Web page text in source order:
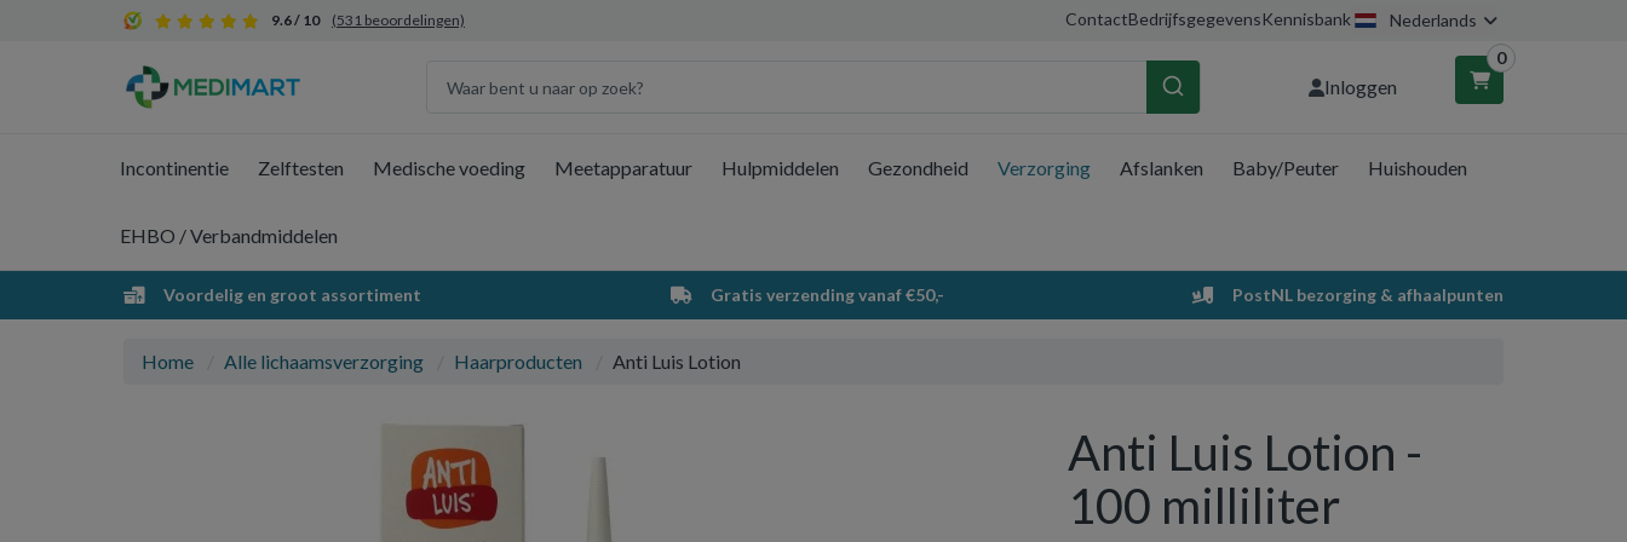
9.6 / 10 (531 beoordelingen) ContactBedrijfsgegevensKennisbank Nederlands
Inloggen
0
Winkelwagen
Uw winkelwagen is leeg.
Vul hem met producten.
Incontinentie Zelftesten Medische voeding Meetapparatuur Hulpmiddelen Gezondheid Verzorging Afslanken Baby/Peuter Huishouden
EHBO / Verbandmiddelen
Voordelig en groot assortiment Gratis verzending vanaf €50,- PostNL bezorging & afhaalpunten
Home Alle lichaamsverzorging Haarproducten Anti Luis Lotion
Anti Luis Lotion -
100 milliliter